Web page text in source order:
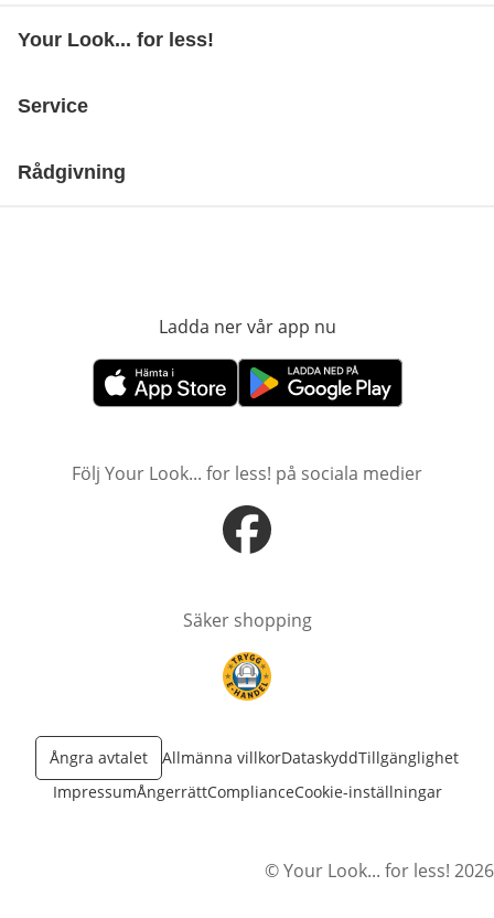
Your Look... for less!
Service
Rådgivning
Ladda ner vår app nu
öppnas i nytt fönsteröppnas i nytt fönster
Följ Your Look... for less! på sociala medier
öppnas i nytt fönster
Säker shopping
öppnas i nytt fönster
Ångra avtalet Allmänna villkorDataskyddTillgänglighet
ImpressumÅngerrättComplianceCookie-inställningar
© Your Look... for less! 2026